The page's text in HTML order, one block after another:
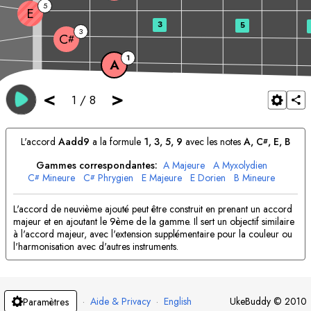
< 1 / 8 >
A 1
C# 3
E 5
3 5
L'accord Aadd9 a la formule 1, 3, 5, 9 avec les notes A, C#, E, B
Gammes correspondantes: A Majeure A Myxolydien
C# Mineure C# Phrygien E Majeure E Dorien B Mineure
B Dorien
L'accord de neuvième ajouté peut être construit en prenant un accord
majeur et en ajoutant le 9ème de la gamme. Il sert un objectif similaire
à l'accord majeur, avec l'extension supplémentaire pour la couleur ou
l'harmonisation avec d'autres instruments.
Paramètres · Aide & Privacy · English UkeBuddy © 2010